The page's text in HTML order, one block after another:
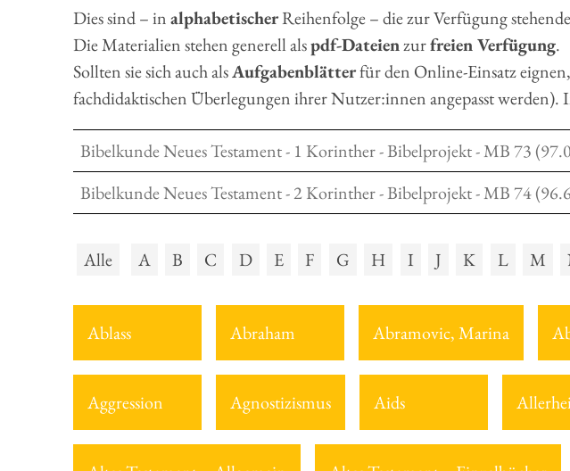
Dies sind – inalphabetischerReihenfolge – die zur Verfügung
Die Materialien stehen generell alspdf-Dateienzurfreien Verfügung.
Sollten sie sich auch alsAufgabenblätterfür den Online-Einsatz
fachdidaktischen Überlegungen ihrer Nutzer:innen angepasst werden).
Bibelkunde Neues Testament - 1 Korinther - Bibelprojekt - MB 73
Bibelkunde Neues Testament - 2 Korinther - Bibelprojekt - MB 74
Alle A B C D E F G H I J K L M
Ablass Abraham Abramovic, Marina
Aggression Agnostizismus Aids